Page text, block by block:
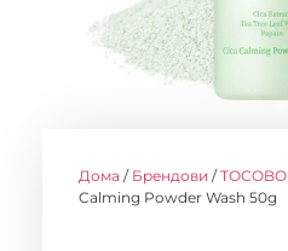
Дома / Брендови /TOCOBO
Calming Powder Wash 50g